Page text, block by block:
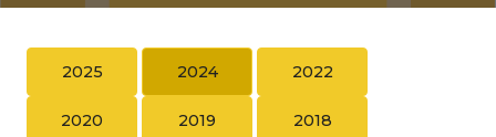
2025 2024 2022
2020 2019 2018